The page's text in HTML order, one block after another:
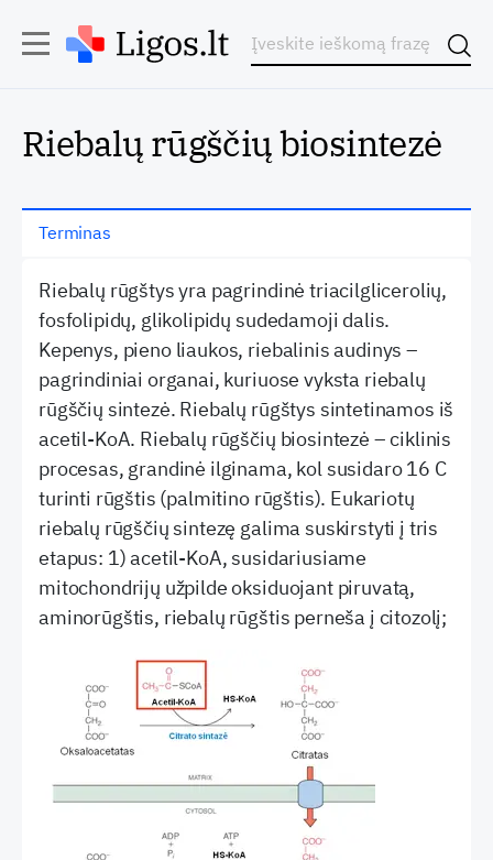
Riebalų rūgščių biosintezė
Terminas
Riebalų rūgštys yra pagrindinė triacilglicerolių,
fosfolipidų, glikolipidų sudedamoji dalis.
Kepenys, pieno liaukos, riebalinis audinys –
pagrindiniai organai, kuriuose vyksta riebalų
rūgščių sintezė. Riebalų rūgštys sintetinamos iš
acetil-KoA. Riebalų rūgščių biosintezė – ciklinis
procesas, grandinė ilginama, kol susidaro 16 C
turinti rūgštis (palmitino rūgštis). Eukariotų
riebalų rūgščių sintezę galima suskirstyti į tris
etapus: 1) acetil-KoA, susidariusiame
mitochondrijų užpilde oksiduojant piruvatą,
aminorūgštis, riebalų rūgštis perneša į citozolį;